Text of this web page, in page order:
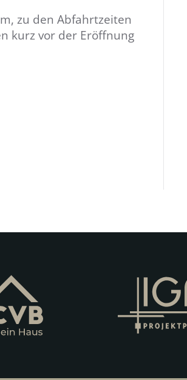
zu den Abfahrtzeiten
kurz vor der Eröffnung